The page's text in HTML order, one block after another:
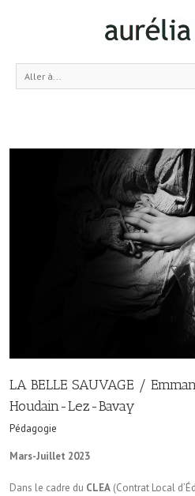
Aller à...
LA BELLE SAUVAGE /
Houdain-Lez-Bavay
Pédagogie
Mars-Juillet 2023
Dans le cadre du CLEA (Contrat Local